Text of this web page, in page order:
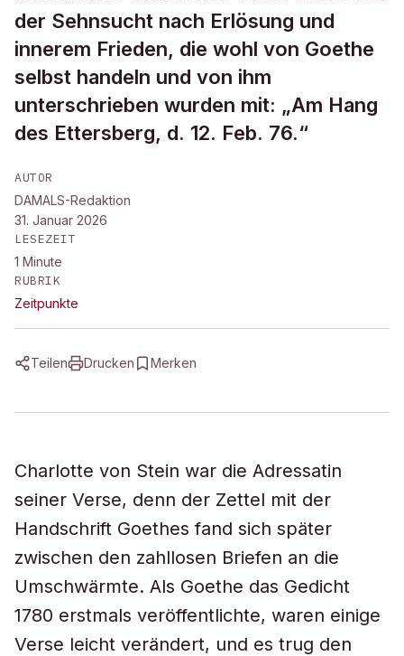
der Sehnsucht nach Erlösung und
innerem Frieden, die wohl von Goethe
selbst handeln und von ihm
unterschrieben wurden mit: „Am Hang
des Ettersberg, d. 12. Feb. 76.“
AUTOR
DAMALS-Redaktion
31. Januar 2026
LESEZEIT
1 Minute
RUBRIK
Zeitpunkte
Teilen Drucken Merken
Charlotte von Stein war die Adressatin
seiner Verse, denn der Zettel mit der
Handschrift Goethes fand sich später
zwischen den zahllosen Briefen an die
Umschwärmte. Als Goethe das Gedicht
1780 erstmals veröffentlichte, waren einige
Verse leicht verändert, und es trug den